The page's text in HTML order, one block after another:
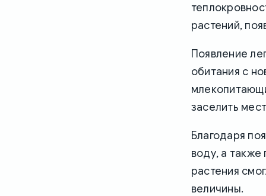
растений,
Появление
обитания с
заселить
Благодаря
воду, а
растения
величины.